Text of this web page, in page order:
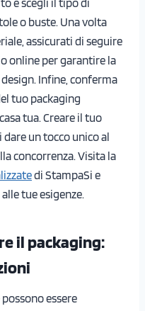
o buste. Una volta
assicurati di seguire
online per garantire la
Infine, conferma
tuo packaging
tua. Creare il tuo
un tocco unico al
concorrenza. Visita la
di StampaSi e
tue esigenze.
il packaging:
essere